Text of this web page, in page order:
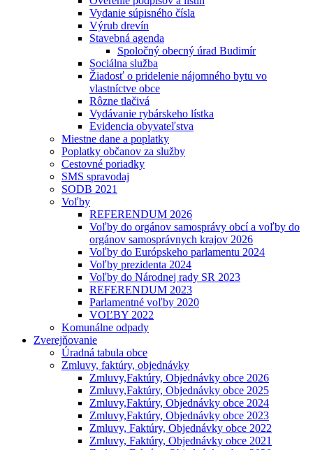
Vydanie súpisného čísla
Výrub drevín
Stavebná agenda
Spoločný obecný úrad Budimír
Sociálna služba
Žiadosť o pridelenie nájomného bytu vo
vlastníctve obce
Rôzne tlačivá
Vydávanie rybárskeho lístka
Evidencia obyvateľstva
Miestne dane a poplatky
Poplatky občanov za služby
Cestovné poriadky
SMS spravodaj
SODB 2021
Voľby
REFERENDUM 2026
Voľby do orgánov samosprávy obcí a voľby do
orgánov samosprávnych krajov 2026
Voľby do Európskeho parlamentu 2024
Voľby prezidenta 2024
Voľby do Národnej rady SR 2023
REFERENDUM 2023
Parlamentné voľby 2020
VOĽBY 2022
Komunálne odpady
Zverejňovanie
Úradná tabula obce
Zmluvy, faktúry, objednávky
Zmluvy,Faktúry, Objednávky obce 2026
Zmluvy,Faktúry, Objednávky obce 2025
Zmluvy,Faktúry, Objednávky obce 2024
Zmluvy,Faktúry, Objednávky obce 2023
Zmluvy, Faktúry, Objednávky obce 2022
Zmluvy, Faktúry, Objednávky obce 2021